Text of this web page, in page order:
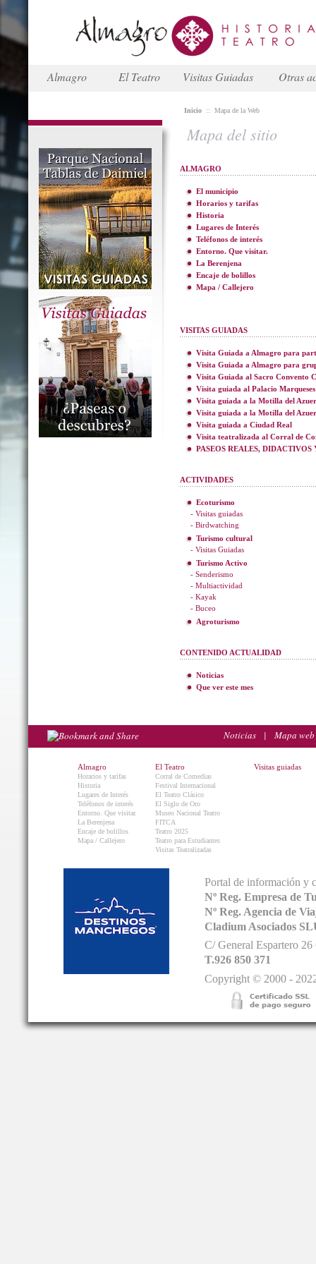
Almagro El Teatro Visitas Guiadas Otras
Inicio :: Mapa de la Web
Mapa del sitio
ALMAGRO
El municipio
Horarios y tarifas
Historia
Lugares de Interés
Teléfonos de interés
Entorno. Que visitar.
La Berenjena
Encaje de bolillos
Mapa / Callejero
VISITAS GUIADAS
Visita Guiada a Almagro para
Visita Guiada a Almagro para
Visita Guiada al Sacro Convento
Visita guiada al Palacio
Visita guiada a la Motilla del
Visita guiada a la Motilla del
Visita guiada a Ciudad Real
Visita teatralizada al Corral de
PASEOS REALES,
ACTIVIDADES
Ecoturismo
- Visitas guiadas
- Birdwatching
Turismo cultural
- Visitas Guiadas
Turismo Activo
- Senderismo
- Multiactividad
- Kayak
- Buceo
Agroturismo
CONTENIDO ACTUALIDAD
Noticias
Que ver este mes
Noticias | Mapa web
Almagro
Horarios y tarifas
Historia
Lugares de Interés
Teléfonos de interés
Entorno. Que visitar.
La Berenjena
Encaje de bolillos
Mapa / Callejero
El Teatro
Corral de Comedias
Festival Internacional
El Teatro Clásico
El Siglo de Oro
Museo Nacional Teatro
FITCA
Teatro 2025
Teatro para Estudiantes
Visitas Teatralizadas
Visitas guiadas
Portal de información y
Nº Reg. Empresa de
Nº Reg. Agencia de
Cladium Asociados
C/ General Espartero
T.926 850 371
Copyright © 2000 -